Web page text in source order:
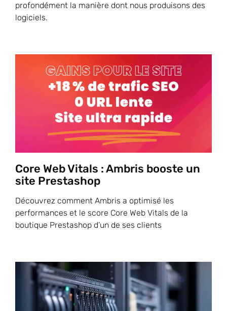
profondément la manière dont nous produisons des
logiciels.
Core Web Vitals : Ambris booste un
site Prestashop
Découvrez comment Ambris a optimisé les
performances et le score Core Web Vitals de la
boutique Prestashop d’un de ses clients